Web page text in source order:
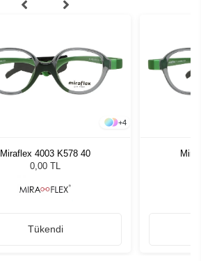
+4
Miraflex 4003 K578 40
0,00 TL
Tükendi